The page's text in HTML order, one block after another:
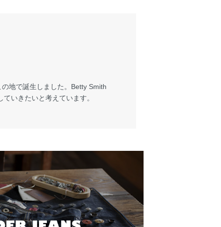
地で誕生しました。Betty Smith
いきたいと考えています。